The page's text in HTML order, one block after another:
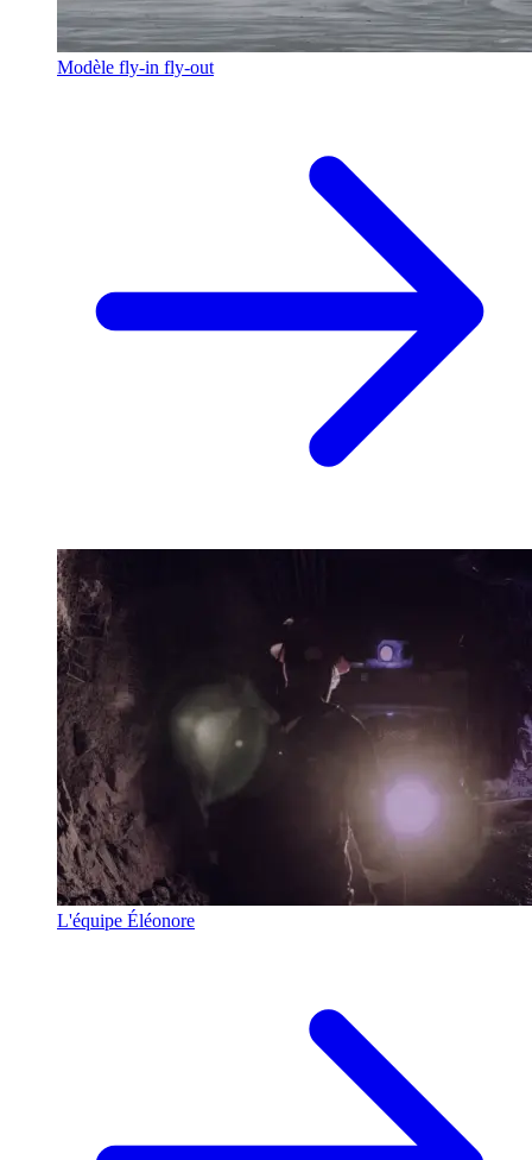
Modèle fly-in fly-out
L'équipe Éléonore